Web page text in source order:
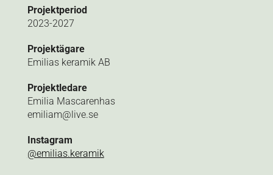
Projektperiod
2023-2027
Projektägare
Emilias keramik AB
Projektledare
Emilia Mascarenhas
emiliam@live.se
Instagram
@emilias.keramik